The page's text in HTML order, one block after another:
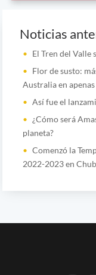
Noticias
El Tren del Valle
Flor de susto:
Australia en
Así fue el
¿Cómo será
planeta?
Comenzó la
2022-2023 en